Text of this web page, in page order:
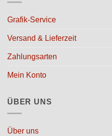
Grafik-Service
Versand & Lieferzeit
Zahlungsarten
Mein Konto
ÜBER UNS
Über uns